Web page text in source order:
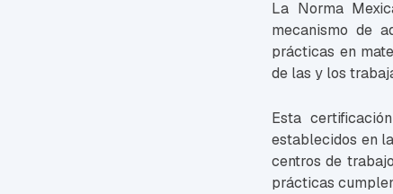
La Norma
mecanismo de
prácticas en
de las y los
Esta
establecidos en
centros de
prácticas